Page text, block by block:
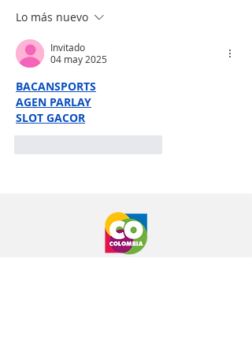
Lo más nuevo
Invitado
04 may 2025
BACANSPORTS
AGEN PARLAY
SLOT GACOR